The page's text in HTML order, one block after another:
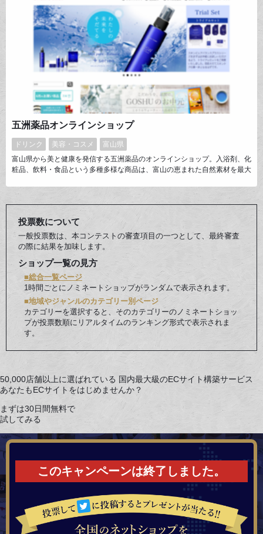
五洲薬品オンラインショップ
ドリンク 美容・コスメ
富山県
富山県から美と健康を発信する五洲薬品のオンラインショップ。入浴剤、化
粧品、飲料・食品という多種多様な商品は、富山の恵まれた自然素材を最大
けすることを目指して日々製品づくりに取り組んでいます。
投票数について
一般投票数は、本コンテストの審査項目の一つとして、最終審査
の際に結果を加味します。
ショップ一覧の見方
■総合一覧ページ
1時間ごとにノミネートショップがランダムで表示されます。
■地域やジャンルのカテゴリー別ページ
カテゴリーを選択すると、そのカテゴリーのノミネートショッ
プが投票数順にリアルタイムのランキング形式で表示されま
す。
50,000店舗以上に選ばれている 国内最大級のECサイト構築サービス
あなたもECサイトをはじめませんか？
まずは30日間無料で
試してみる
このキャンペーンは終了しました。